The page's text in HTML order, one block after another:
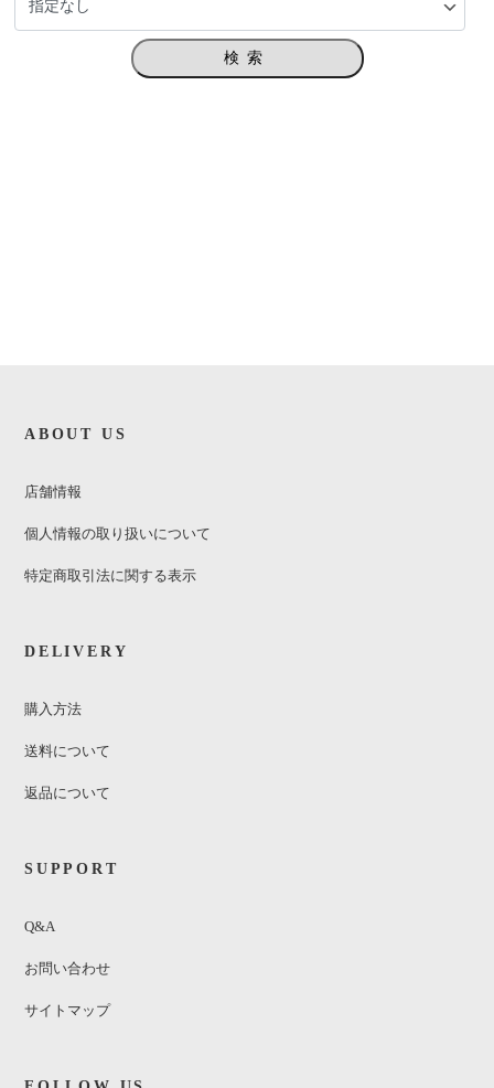
検索
ABOUT US
店舗情報
個人情報の取り扱いについて
特定商取引法に関する表示
DELIVERY
購入方法
送料について
返品について
SUPPORT
Q&A
お問い合わせ
サイトマップ